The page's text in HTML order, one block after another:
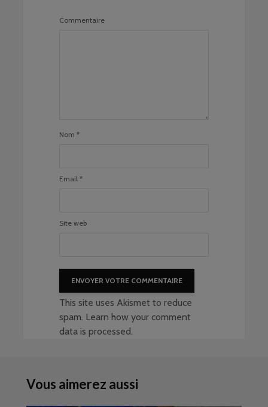
Commentaire
Nom *
Email *
Site web
This site uses Akismet to reduce
spam. Learn how your comment
data is processed
Vous aimerez aussi